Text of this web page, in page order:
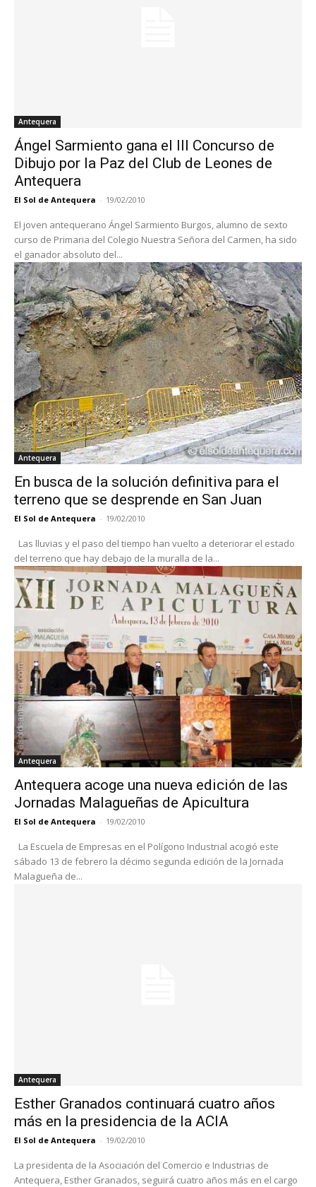
Antequera
Ángel Sarmiento gana el III Concurso de
Dibujo por la Paz del Club de Leones de
Antequera
El Sol de Antequera - 19/02/2010
El joven antequerano Ángel Sarmiento Burgos, alumno de sexto
curso de Primaria del Colegio Nuestra Señora del Carmen, ha sido
el ganador absoluto del...
Antequera
En busca de la solución definitiva para el
terreno que se desprende en San Juan
El Sol de Antequera - 19/02/2010
Las lluvias y el paso del tiempo han vuelto a deteriorar el estado
del terreno que hay debajo de la muralla de la...
Antequera
Antequera acoge una nueva edición de las
Jornadas Malagueñas de Apicultura
El Sol de Antequera - 19/02/2010
La Escuela de Empresas en el Polígono Industrial acogió este
sábado 13 de febrero la décimo segunda edición de la Jornada
Malagueña de...
Antequera
Esther Granados continuará cuatro años
más en la presidencia de la ACIA
El Sol de Antequera - 19/02/2010
La presidenta de la Asociación del Comercio e Industrias de
Antequera, Esther Granados, seguirá cuatro años más en el cargo